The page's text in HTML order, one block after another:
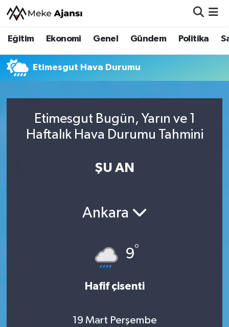
Eğitim Ekonomi Genel Gündem Politika
Etimesgut Hava Durumu
Etimesgut Bugün, Yarın ve 1
Haftalık Hava Durumu Tahmini
ŞU AN
Ankara
9°
Hafif çisenti
19 Mart Perşembe
Eğitim
Ekonomi
Gündem
Nöbetçi Eczaneler
Hava Durumu
Trafik Durumu